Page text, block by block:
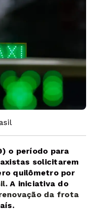
o período para
solicitarem
quilômetro por
. A iniciativa do
da frota